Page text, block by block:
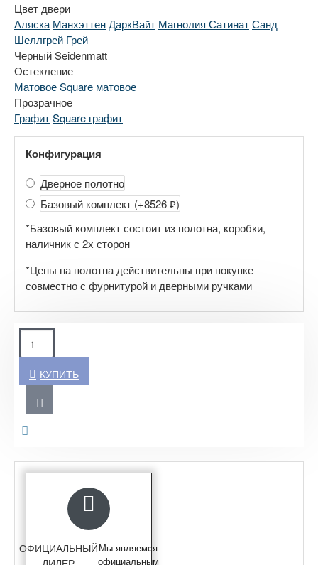
Цвет двери
Аляска МанхэттенДаркВайт Магнолия СатинатСанд
Шеллгрей Грей
Черный Seidenmatt
Остекление
МатовоеSquare матовое
Прозрачное
ГрафитSquare графит
Конфигурация
Дверное полотно
Базовый комплект (+8526 ₽)
*Базовый комплект состоит из полотна, коробки,
наличник с 2х сторон
*Цены на полотна действительны при покупке
совместно с фурнитурой и дверными ручками
КУПИТЬ
ОФИЦИАЛЬНЫЙМы являемся
официальным